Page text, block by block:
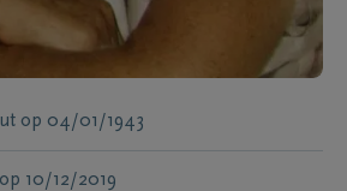
op 04/01/1943
op 10/12/2019